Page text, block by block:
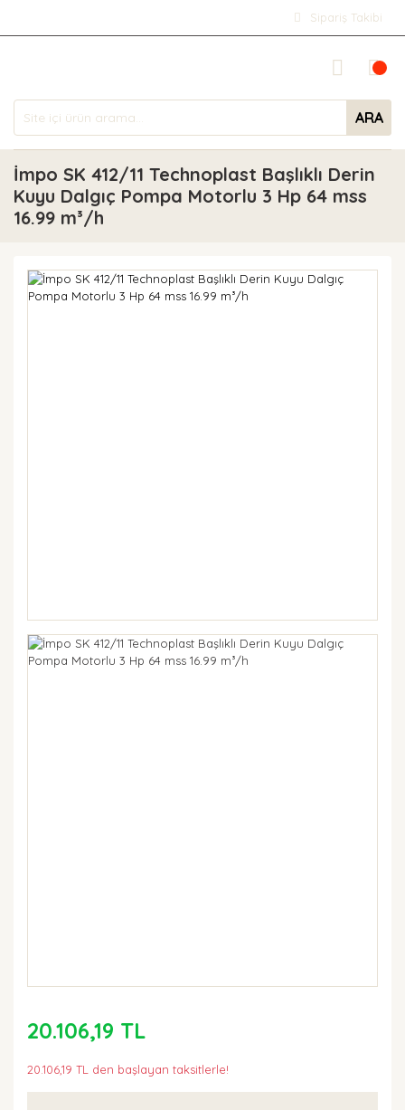
Sipariş Takibi
ARA
İmpo SK 412/11 Technoplast Başlıklı Derin
Kuyu Dalgıç Pompa Motorlu 3 Hp 64 mss
16.99 m³/h
20.106,19 TL
20.106,19 TL den başlayan taksitlerle!